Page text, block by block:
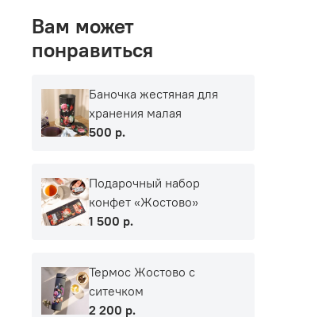
Вам может
понравиться
Баночка жестяная для
хранения малая
500 р.
Подарочный набор
конфет «Жостово»
1 500 р.
Термос Жостово с
ситечком
2 200 р.